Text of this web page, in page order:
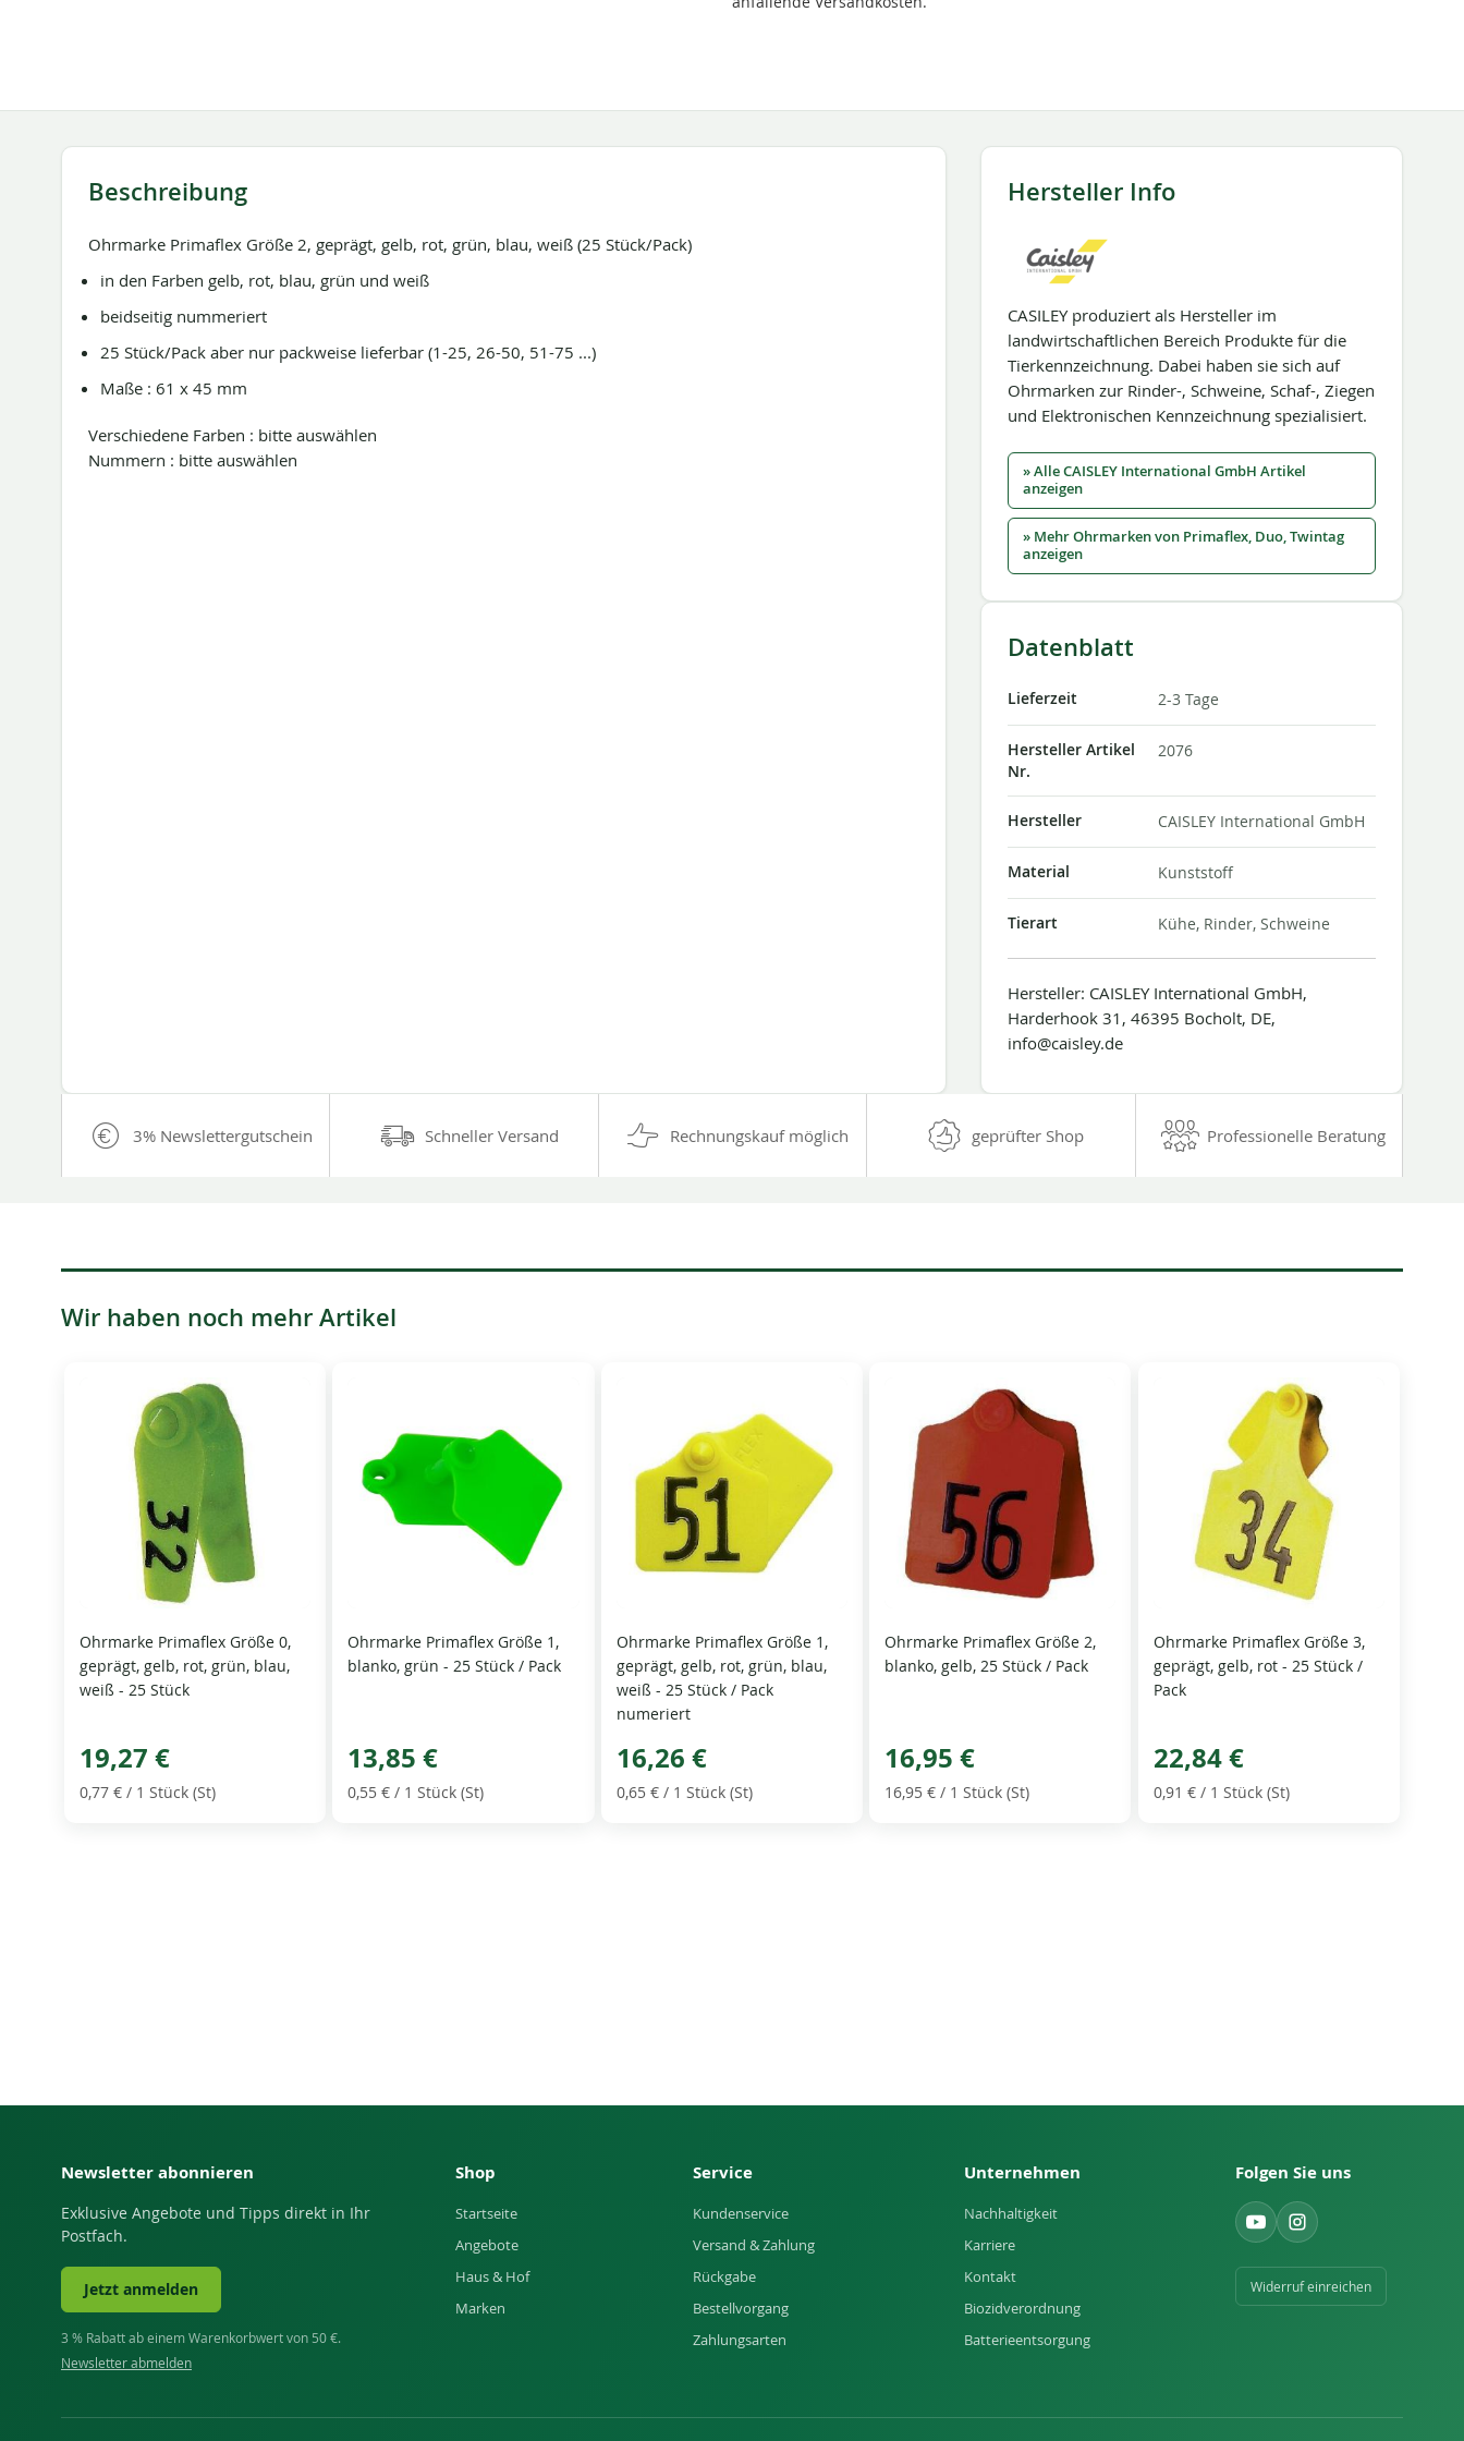
Beschreibung
Ohrmarke Primaflex Größe 2, geprägt, gelb, rot, grün, blau, weiß (25 Stück/Pack)
in den Farben gelb, rot, blau, grün und weiß
beidseitig nummeriert
25 Stück/Pack aber nur packweise lieferbar (1-25, 26-50, 51-75 ...)
Maße : 61 x 45 mm
Verschiedene Farben : bitte auswählen
Nummern : bitte auswählen
Hersteller Info
CASILEY produziert als Hersteller im
landwirtschaftlichen Bereich Produkte für die
Tierkennzeichnung. Dabei haben sie sich auf
Ohrmarken zur Rinder-, Schweine, Schaf-, Ziegen
und Elektronischen Kennzeichnung spezialisiert.
» Alle CAISLEY International GmbH Artikel
anzeigen
» Mehr Ohrmarken von Primaflex, Duo, Twintag
anzeigen
Datenblatt
Lieferzeit 2-3 Tage
Hersteller Artikel
Nr.
2076
Hersteller CAISLEY International GmbH
Material Kunststoff
Tierart Kühe, Rinder, Schweine
Hersteller: CAISLEY International GmbH,
Harderhook 31, 46395 Bocholt, DE,
info@caisley.de
3% Newslettergutschein Schneller Versand Rechnungskauf möglich geprüfter Shop Professionelle Beratung
Wir haben noch mehr Artikel
Ohrmarke Primaflex Größe 0,
geprägt, gelb, rot, grün, blau,
weiß - 25 Stück
19,27 €
0,77 € / 1 Stück (St)
Ohrmarke Primaflex Größe 1,
blanko, grün - 25 Stück / Pack
13,85 €
0,55 € / 1 Stück (St)
Ohrmarke Primaflex Größe 1,
geprägt, gelb, rot, grün, blau,
weiß - 25 Stück / Pack
numeriert
16,26 €
0,65 €/ 1 Stück (St)
Ohrmarke Primaflex Größe 2,
blanko, gelb, 25 Stück / Pack
16,95 €
16,95 € / 1 Stück (St)
Ohrmarke Primaflex Größe 3,
geprägt, gelb, rot - 25 Stück /
Pack
22,84 €
0,91 €/ 1 Stück (St)
Newsletter abonnieren
Exklusive Angebote und Tipps direkt in Ihr
Postfach.
Jetzt anmelden
3 % Rabatt ab einem Warenkorbwert von 50 €.
Newsletter abmelden
Shop
Startseite
Angebote
Haus & Hof
Marken
Service
Kundenservice
Versand & Zahlung
Rückgabe
Bestellvorgang
Zahlungsarten
Unternehmen
Nachhaltigkeit
Karriere
Kontakt
Biozidverordnung
Batterieentsorgung
Folgen Sie uns
Widerruf einreichen